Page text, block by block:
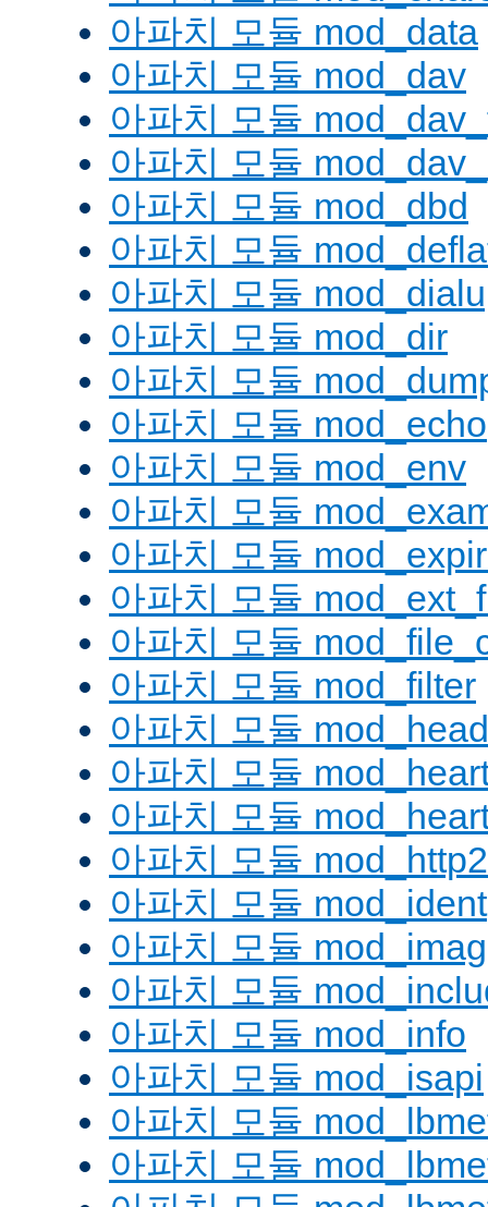
아파치 모듈 mod_data
아파치 모듈 mod_dav
아파치 모듈
아파치 모듈
아파치 모듈 mod_dbd
아파치 모듈
아파치 모듈
아파치 모듈 mod_dir
아파치 모듈
아파치 모듈 mod_echo
아파치 모듈 mod_env
아파치 모듈
아파치 모듈
아파치 모듈
아파치 모듈
아파치 모듈 mod_filter
아파치 모듈
아파치 모듈
아파치 모듈
아파치 모듈 mod_http2
아파치 모듈 mod_ident
아파치 모듈
아파치 모듈
아파치 모듈 mod_info
아파치 모듈 mod_isapi
아파치 모듈
아파치 모듈